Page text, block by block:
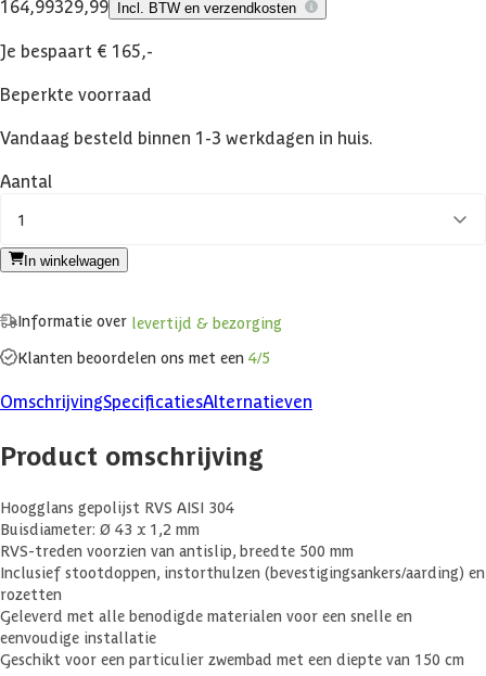
164,99329,99 Incl. BTW en verzendkosten
Je bespaart € 165,-
Beperkte voorraad
Vandaag besteld binnen 1-3 werkdagen in huis.
Aantal
1
In winkelwagen
Informatie over levertijd & bezorging
Klanten beoordelen ons met een 4/5
OmschrijvingSpecificatiesAlternatieven
Product omschrijving
Hoogglans gepolijst RVS AISI 304
Buisdiameter: Ø 43 x 1,2 mm
RVS-treden voorzien van antislip, breedte 500 mm
Inclusief stootdoppen, instorthulzen (bevestigingsankers/aarding) en
rozetten
Geleverd met alle benodigde materialen voor een snelle en
eenvoudige installatie
Geschikt voor een particulier zwembad met een diepte van 150 cm